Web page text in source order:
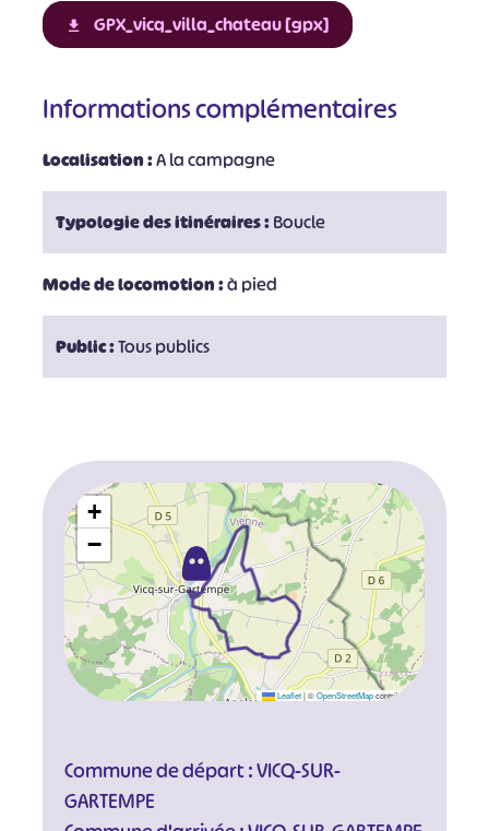
GPX_vicq_villa_chateau [gpx]
Informations complémentaires
Localisation :A la campagne
Typologie des itinéraires :Boucle
Mode de locomotion :à pied
Public :Tous publics
+
−
Leaflet |©OpenStreetMapcontributors
Commune de départ : VICQ-SUR-
GARTEMPE